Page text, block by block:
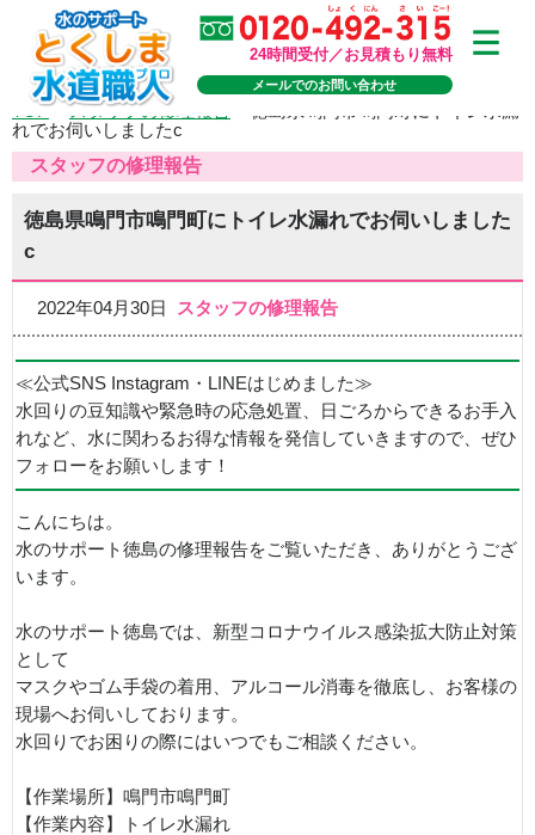
24時間受付／お見積もり無料
メールでのお問い合わせ
TOP>スタッフの修理報告
れでお伺いしましたc
スタッフの修理報告
徳島県鳴門市鳴門町にトイレ水漏れでお伺いしました
c
2022年04月30日 スタッフの修理報告
≪公式SNS Instagram・LINEはじめました≫
水回りの豆知識や緊急時の応急処置、日ごろからできるお手入
れなど、水に関わるお得な情報を発信していきますので、ぜひ
フォローをお願いします！
こんにちは。
水のサポート徳島の修理報告をご覧いただき、ありがとうござ
います。
水のサポート徳島では、新型コロナウイルス感染拡大防止対策
として
マスクやゴム手袋の着用、アルコール消毒を徹底し、お客様の
現場へお伺いしております。
水回りでお困りの際にはいつでもご相談ください。
【作業場所】鳴門市鳴門町
【作業内容】トイレ水漏れ